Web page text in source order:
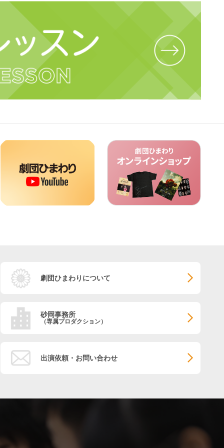
劇団ひまわりについて
砂岡事務所
（専属プロダクション）
出演依頼・お問い合わせ